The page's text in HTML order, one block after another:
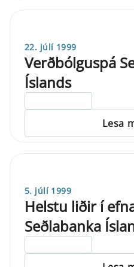
22. júlí 1999
Verðbólguspá
Íslands
Lesa
5. júlí 1999
Helstu liðir í
Seðlabanka